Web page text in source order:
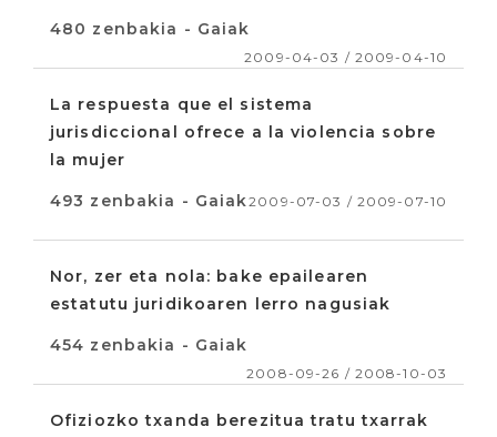
480 zenbakia - Gaiak
2009-04-03 / 2009-04-10
La respuesta que el sistema
jurisdiccional ofrece a la violencia sobre
la mujer
493 zenbakia - Gaiak2009-07-03 / 2009-07-10
Nor, zer eta nola: bake epailearen
estatutu juridikoaren lerro nagusiak
454 zenbakia - Gaiak
2008-09-26 / 2008-10-03
Ofiziozko txanda berezitua tratu txarrak